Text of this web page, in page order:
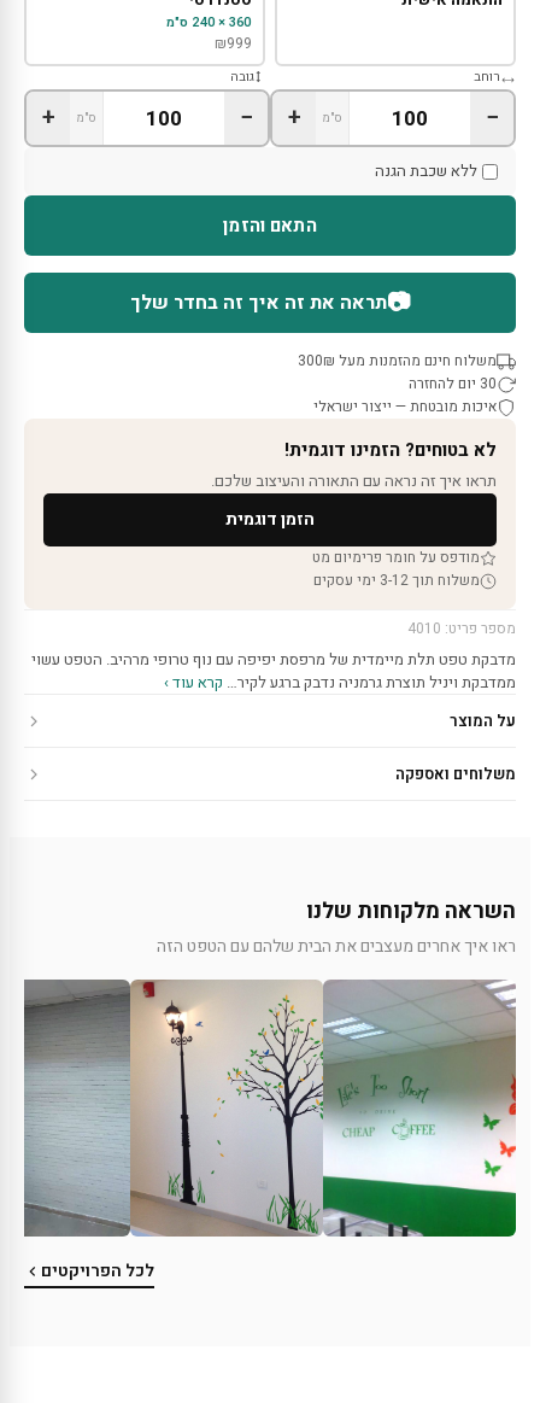
360 × 240 ס"מ
₪999
רוחב
− ס"מ +
גובה
− ס"מ +
ללא שכבת הגנה
התאם והזמן
📷תראה את זה איך זה בחדר שלך
משלוח חינם מהזמנות מעל 300₪
30 יום להחזרה
איכות מובטחת — ייצור ישראלי
לא בטוחים? הזמינו דוגמית!
תראו איך זה נראה עם התאורה והעיצוב שלכם.
הזמן דוגמית
מודפס על חומר פרימיום מט
משלוח תוך 3-12 ימי עסקים
מספר פריט: 4010
מדבקת טפט תלת מיימדית של מרפסת יפיפה עם נוף טרופי מרהיב. הטפט עשוי
ממדבקת ויניל תוצרת גרמניה נדבק ברגע לקיר… קרא עוד ›
על המוצר
משלוחים ואספקה
השראה מלקוחות שלנו
ראו איך אחרים מעצבים את הבית שלהם עם הטפט הזה
לכל הפרויקטים